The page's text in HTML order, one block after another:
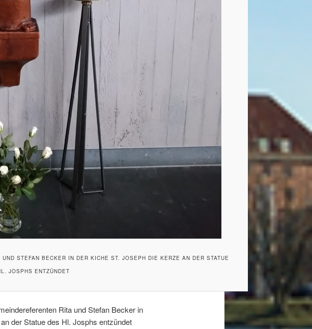
STEFAN BECKER IN DER KICHE ST. JOSEPH DIE KERZE AN DER STATUE
JOSPHS ENTZÜNDET
Rita und Stefan Becker in
der Statue des Hl. Josphs entzündet